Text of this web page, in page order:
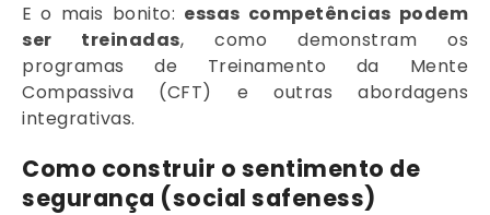
E o mais bonito: essas competências podem
ser treinadas, como demonstram os
programas de Treinamento da Mente
Compassiva (CFT) e outras abordagens
integrativas.
Como construir o sentimento de
segurança (social safeness)